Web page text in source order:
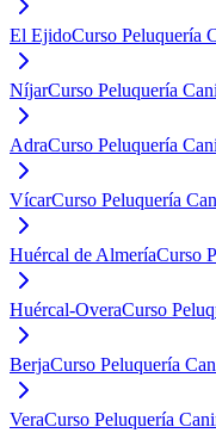
El EjidoCurso Peluquería
NíjarCurso Peluquería
AdraCurso Peluquería
VícarCurso Peluquería
Huércal de AlmeríaCurso
Huércal-OveraCurso
BerjaCurso Peluquería
VeraCurso Peluquería